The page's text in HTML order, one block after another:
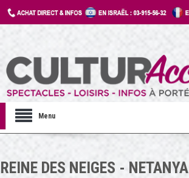
Menu
REINE DES NEIGES - NETANYA